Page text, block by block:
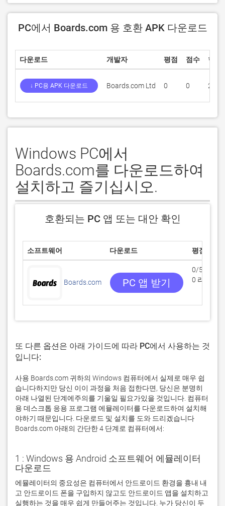
PC에서 Boards.com 용 호환 APK 다운로드
다운로드 개발자 평점 점수 현재
↓ PC용 APK 다운로드 Boards.com Ltd 0 0
Windows PC에서
Boards.com를 다운로드하여
설치하고 즐기십시오.
호환되는 PC 앱 또는 대안 확인
소프트웨어 다운로드 평점
Boards.com PC 앱 받기
0/5
0 리뷰
또 다른 옵션은 아래 가이드에 따라 PC에서 사용하는 것
입니다:
사용 Boards.com 귀하의 Windows 컴퓨터에서 실제로 매우 쉽
습니다하지만 당신 이이 과정을 처음 접한다면, 당신은 분명히
아래 나열된 단계에주의를 기울일 필요가있을 것입니다. 컴퓨터
용 데스크톱 응용 프로그램 에뮬레이터를 다운로드하여 설치해
야하기 때문입니다. 다운로드 및 설치를 도와 드리겠습니다
Boards.com 아래의 간단한 4 단계로 컴퓨터에서:
1 : Windows 용 Android 소프트웨어 에뮬레이터
다운로드
에뮬레이터의 중요성은 컴퓨터에서 안드로이드 환경을 흉내 내
고 안드로이드 폰을 구입하지 않고도 안드로이드 앱을 설치하고
실행하는 것을 매우 쉽게 만들어주는 것입니다. 누가 당신이 두